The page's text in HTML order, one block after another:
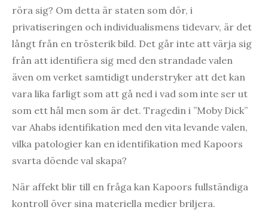
röra sig? Om detta är staten som dör, i
privatiseringen och individualismens tidevarv, är det
långt från en trösterik bild. Det går inte att värja sig
från att identifiera sig med den strandade valen
även om verket samtidigt understryker att det kan
vara lika farligt som att gå ned i vad som inte ser ut
som ett hål men som är det. Tragedin i ”Moby Dick”
var Ahabs identifikation med den vita levande valen,
vilka patologier kan en identifikation med Kapoors
svarta döende val skapa?
När affekt blir till en fråga kan Kapoors fullständiga
kontroll över sina materiella medier briljera.